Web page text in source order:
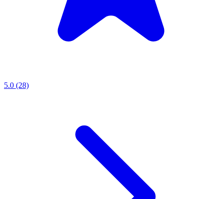
5.0 (28)